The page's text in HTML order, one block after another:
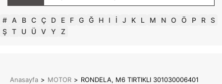
# A B C Ç D E F G Ğ H I İ J K L M N O Ö P R S
Ş T U Ü V Y Z
Anasayfa > MOTOR > RONDELA, M6 TIRTIKLI 301030006401